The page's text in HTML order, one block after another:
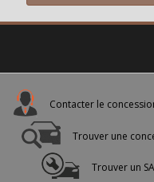
Contacter le
Trouver une
Trouver un